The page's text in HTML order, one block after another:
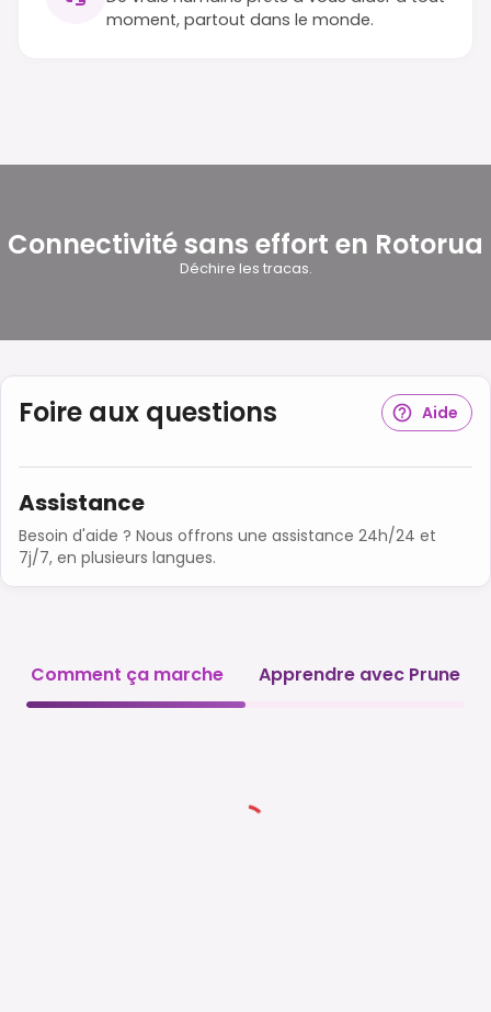
moment, partout dans le monde.
Connectivité sans effort en Rotorua
Déchire les tracas.
Foire aux questions Aide
Assistance
Besoin d'aide ? Nous offrons une assistance 24h/24 et
7j/7, en plusieurs langues.
Comment ça marche Apprendre avec Prune